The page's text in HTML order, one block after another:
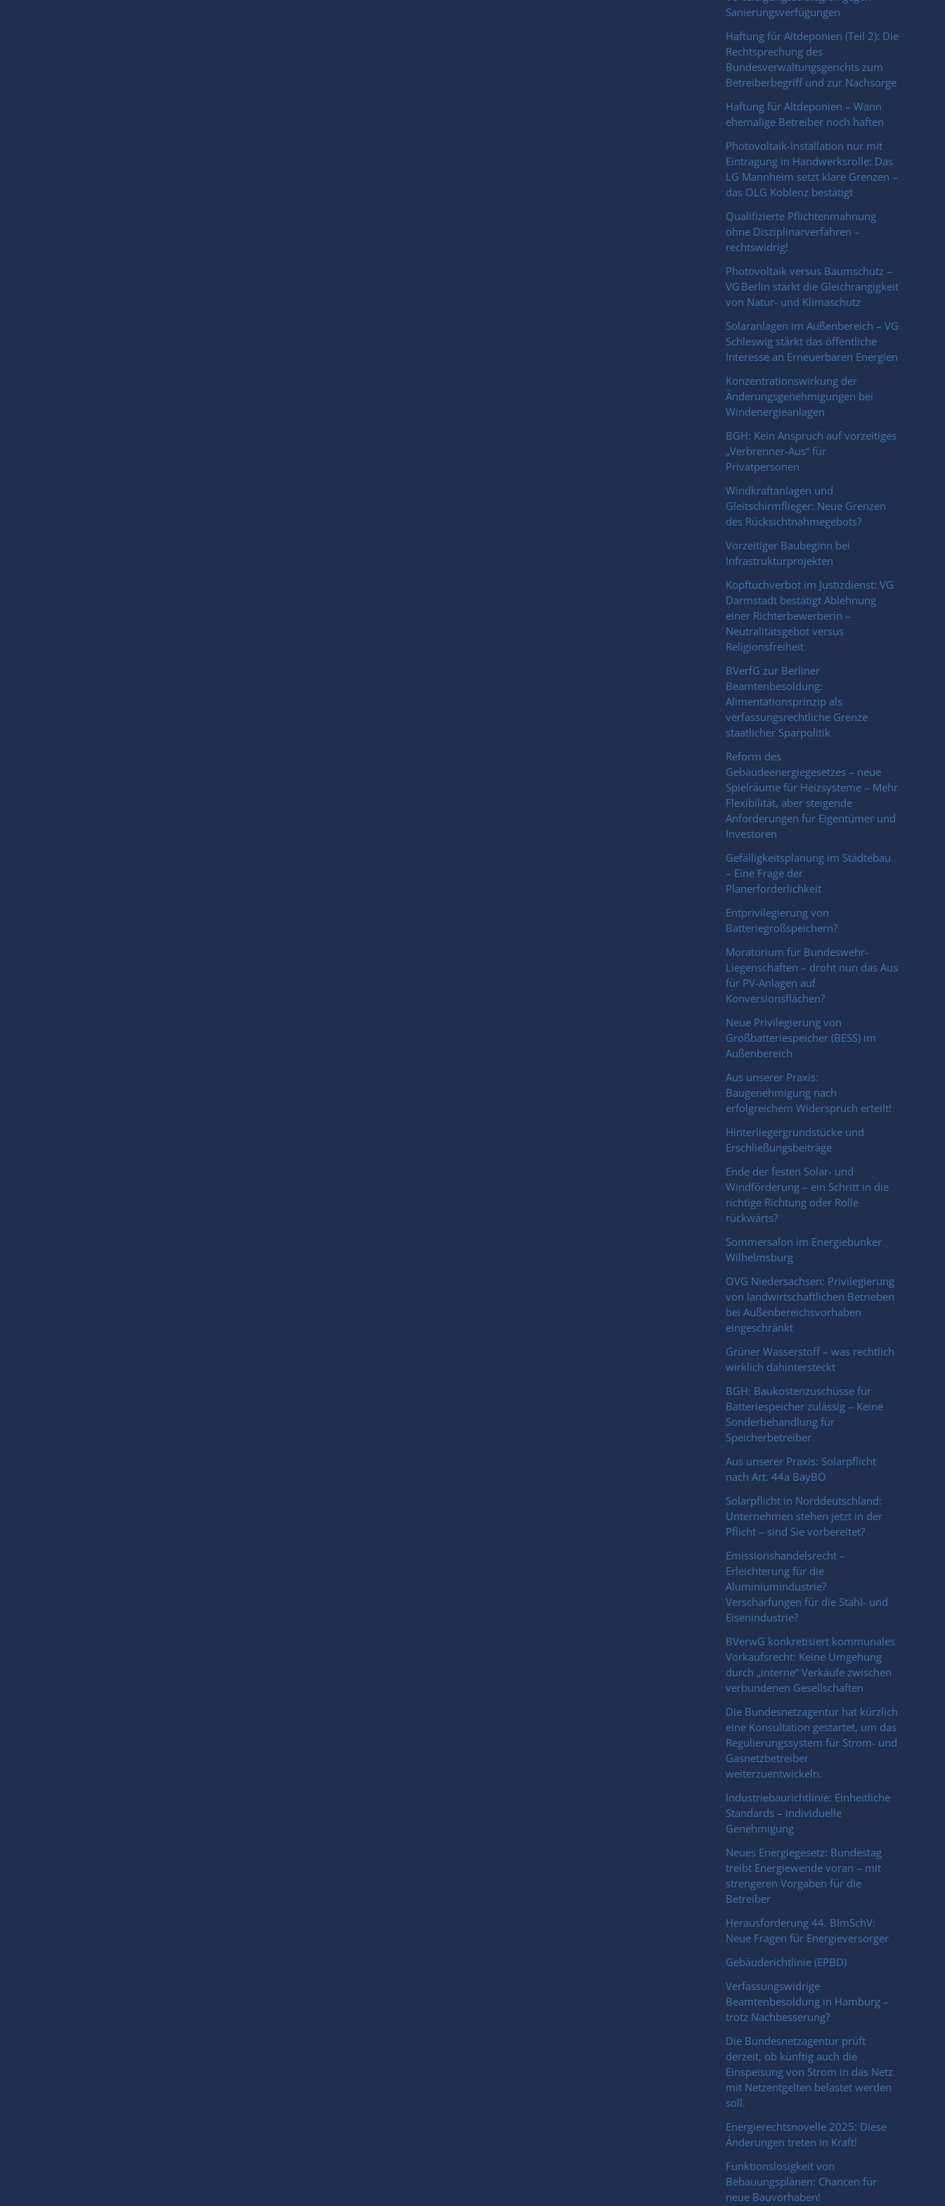
Sanierungsverfügungen
Haftung für Altdeponien (Teil 2): Die
Rechtsprechung des
Bundesverwaltungsgerichts zum
Betreiberbegriff und zur Nachsorge
Haftung für Altdeponien – Wann
ehemalige Betreiber noch haften
Photovoltaik-Installation nur mit
Eintragung in Handwerksrolle: Das
LG Mannheim setzt klare Grenzen –
das OLG Koblenz bestätigt
Qualifizierte Pflichtenmahnung
ohne Disziplinarverfahren –
rechtswidrig!
Photovoltaik versus Baumschutz –
VG Berlin stärkt die Gleichrangigkeit
von Natur- und Klimaschutz
Solaranlagen im Außenbereich – VG
Schleswig stärkt das öffentliche
Interesse an Erneuerbaren Energien
Konzentrationswirkung der
Änderungsgenehmigungen bei
Windenergieanlagen
BGH: Kein Anspruch auf vorzeitiges
„Verbrenner-Aus“ für
Privatpersonen
Windkraftanlagen und
Gleitschirmflieger: Neue Grenzen
des Rücksichtnahmegebots?
Vorzeitiger Baubeginn bei
Infrastrukturprojekten
Kopftuchverbot im Justizdienst: VG
Darmstadt bestätigt Ablehnung
einer Richterbewerberin –
Neutralitätsgebot versus
Religionsfreiheit
BVerfG zur Berliner
Beamtenbesoldung:
Alimentationsprinzip als
verfassungsrechtliche Grenze
staatlicher Sparpolitik
Reform des
Gebäudeenergiegesetzes – neue
Spielräume für Heizsysteme – Mehr
Flexibilität, aber steigende
Anforderungen für Eigentümer und
Investoren
Gefälligkeitsplanung im Städtebau
– Eine Frage der
Planerforderlichkeit
Entprivilegierung von
Batteriegroßspeichern?
Moratorium für Bundeswehr-
Liegenschaften – droht nun das Aus
für PV-Anlagen auf
Konversionsflächen?
Neue Privilegierung von
Großbatteriespeicher (BESS) im
Außenbereich
Aus unserer Praxis:
Baugenehmigung nach
erfolgreichem Widerspruch erteilt!
Hinterliegergrundstücke und
Erschließungsbeiträge
Ende der festen Solar- und
Windförderung – ein Schritt in die
richtige Richtung oder Rolle
rückwärts?
Sommersalon im Energiebunker
Wilhelmsburg
OVG Niedersachsen: Privilegierung
von landwirtschaftlichen Betrieben
bei Außenbereichsvorhaben
eingeschränkt
Grüner Wasserstoff – was rechtlich
wirklich dahintersteckt
BGH: Baukostenzuschüsse für
Batteriespeicher zulässig – Keine
Sonderbehandlung für
Speicherbetreiber
Aus unserer Praxis: Solarpflicht
nach Art. 44a BayBO
Solarpflicht in Norddeutschland:
Unternehmen stehen jetzt in der
Pflicht – sind Sie vorbereitet?
Emissionshandelsrecht –
Erleichterung für die
Aluminiumindustrie?
Verschärfungen für die Stahl- und
Eisenindustrie?
BVerwG konkretisiert kommunales
Vorkaufsrecht: Keine Umgehung
durch „interne“ Verkäufe zwischen
verbundenen Gesellschaften
Die Bundesnetzagentur hat kürzlich
eine Konsultation gestartet, um das
Regulierungssystem für Strom- und
Gasnetzbetreiber
weiterzuentwickeln.
Industriebaurichtlinie: Einheitliche
Standards – individuelle
Genehmigung
Neues Energiegesetz: Bundestag
treibt Energiewende voran – mit
strengeren Vorgaben für die
Betreiber
Herausforderung 44. BImSchV:
Neue Fragen für Energieversorger
Gebäuderichtlinie (EPBD)
Verfassungswidrige
Beamtenbesoldung in Hamburg –
trotz Nachbesserung?
Die Bundesnetzagentur prüft
derzeit, ob künftig auch die
Einspeisung von Strom in das Netz
mit Netzentgelten belastet werden
soll.
Energierechtsnovelle 2025: Diese
Änderungen treten in Kraft!
Funktionslosigkeit von
Bebauungsplänen: Chancen für
neue Bauvorhaben!